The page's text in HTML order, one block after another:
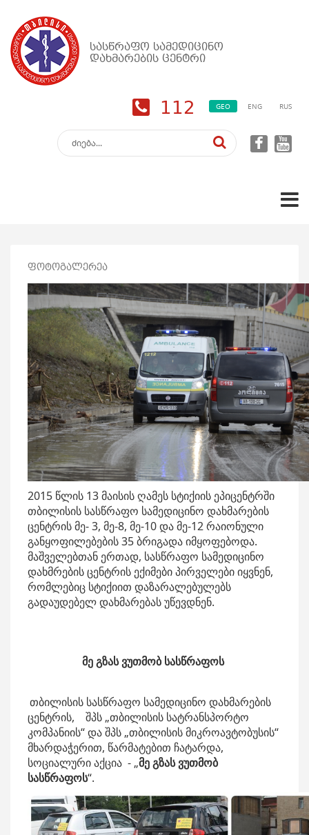
სასწრაფო სამედიცინო
დახმარების ცენტრი
112 GEO ENG RUS
ფოტოგალერეა
2015 წლის 13 მაისის ღამეს სტიქიის ეპიცენტრში
თბილისის სასწრაფო სამედიცინო დახმარების
ცენტრის მე- 3, მე-8, მე-10 და მე-12 რაიონული
განყოფილებების 35 ბრიგადა იმყოფებოდა.
მაშველებთან ერთად, სასწრაფო სამედიცინო
დახმრების ცენტრის ექიმები პირველები იყვნენ,
რომლებიც სტიქიით დაზარალებულებს
გადაუდებელ დახმარებას უწევდნენ.
მე გზას ვუთმობ სასწრაფოს
თბილისის სასწრაფო სამედიცინო დახმარების
ცენტრის, შპს „თბილისის სატრანსპორტო
კომპანიის“ და შპს „თბილისის მიკროავტობუსის“
მხარდაჭერით, წარმატებით ჩატარდა,
სოციალური აქცია - „მე გზას ვუთმობ
სასწრაფოს“.